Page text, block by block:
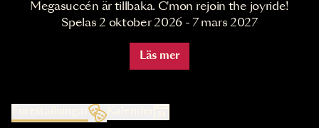
Megasuccén är tillbaka. C'mon rejoin the joyride!
Spelas 2 oktober 2026 - 7 mars 2027
Läs mer
Kalender